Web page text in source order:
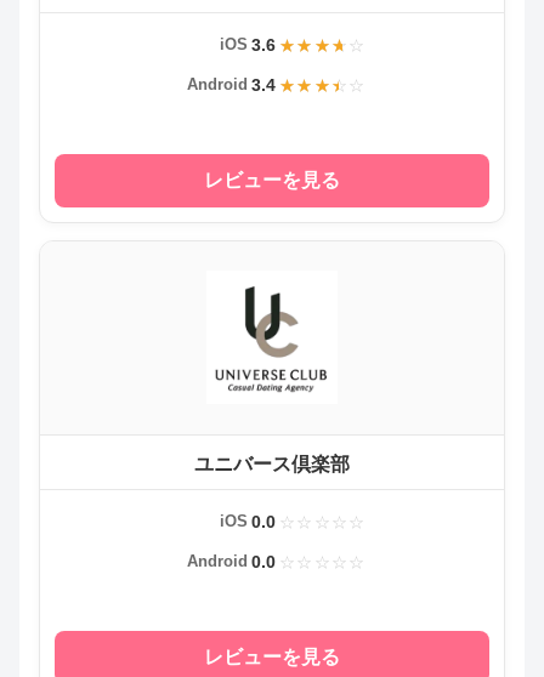
iOS 3.6
Android 3.4
レビューを見る
ユニバース倶楽部
iOS 0.0
Android 0.0
レビューを見る